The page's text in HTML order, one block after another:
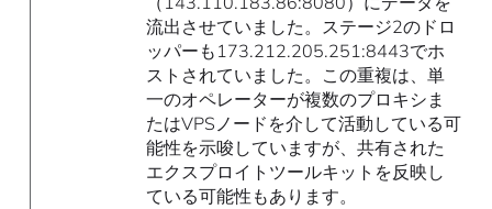
流出させていました。ステージ2のドロ
ッパーも173.212.205.251:8443でホ
ストされていました。この重複は、単
一のオペレーターが複数のプロキシま
たはVPSノードを介して活動している可
能性を示唆していますが、共有された
エクスプロイトツールキットを反映し
ている可能性もあります。